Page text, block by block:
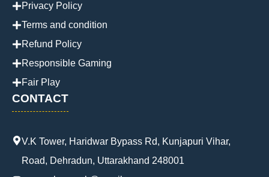
Privacy Policy
Terms and condition
Refund Policy
Responsible Gaming
Fair Play
CONTACT
V.K Tower, Haridwar Bypass Rd, Kunjapuri Vihar,
Road, Dehradun, Uttarakhand 248001